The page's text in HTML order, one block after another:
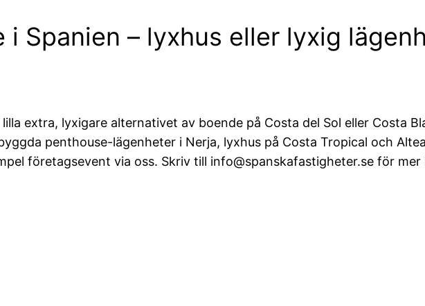
Spanien – lyxhus eller lyxig
extra, lyxigare alternativet av boende på Costa del Sol eller Costa
penthouse-lägenheter i Nerja, lyxhus på Costa Tropical och
företagsevent via oss. Skriv till info@spanskafastigheter.se för